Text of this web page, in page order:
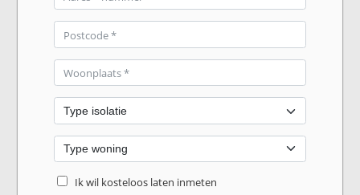
Ik wil kosteloos laten inmeten